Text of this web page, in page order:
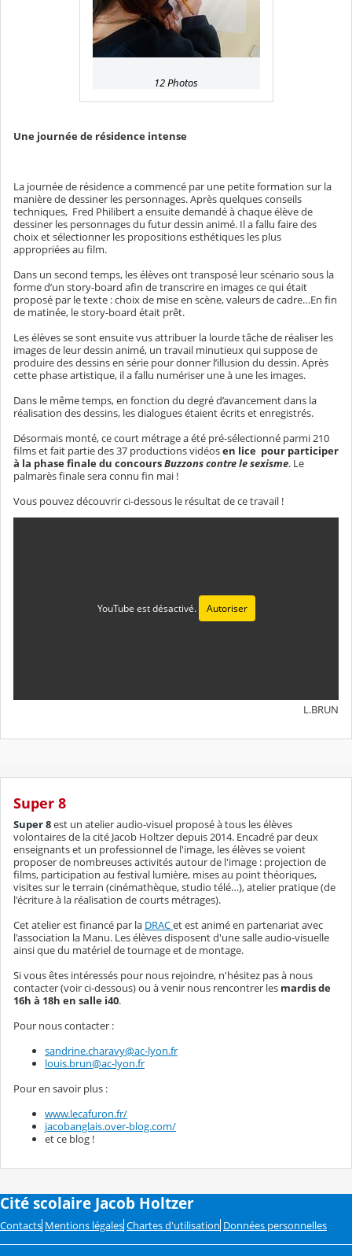
12 Photos
Une journée de résidence intense
La journée de résidence a commencé par une petite formation sur la
manière de dessiner les personnages. Après quelques conseils
techniques, Fred Philibert a ensuite demandé à chaque élève de
dessiner les personnages du futur dessin animé. Il a fallu faire des
choix et sélectionner les propositions esthétiques les plus
appropriées au film.
Dans un second temps, les élèves ont transposé leur scénario sous la
forme d’un story-board afin de transcrire en images ce qui était
proposé par le texte : choix de mise en scène, valeurs de cadre…En fin
de matinée, le story-board était prêt.
Les élèves se sont ensuite vus attribuer la lourde tâche de réaliser les
images de leur dessin animé, un travail minutieux qui suppose de
produire des dessins en série pour donner l’illusion du dessin. Après
cette phase artistique, il a fallu numériser une à une les images.
Dans le même temps, en fonction du degré d’avancement dans la
réalisation des dessins, les dialogues étaient écrits et enregistrés.
Désormais monté, ce court métrage a été pré-sélectionné parmi 210
films et fait partie des 37 productions vidéosen lice pour participer
à la phase finale du concoursBuzzons contre le sexisme. Le
palmarès finale sera connu fin mai !
Vous pouvez découvrir ci-dessous le résultat de ce travail !
YouTube est désactivé. Autoriser
L.BRUN
Super 8
Super 8est un atelier audio-visuel proposé à tous les élèves
volontaires de la cité Jacob Holtzer depuis 2014. Encadré par deux
enseignants et un professionnel de l'image, les élèves se voient
proposer de nombreuses activités autour de l'image : projection de
films, participation au festival lumière, mises au point théoriques,
visites sur le terrain (cinémathèque, studio télé…), atelier pratique (de
l'écriture à la réalisation de courts métrages).
Cet atelier est financé par la DRACet est animé en partenariat avec
l'association la Manu. Les élèves disposent d'une salle audio-visuelle
ainsi que du matériel de tournage et de montage.
Si vous êtes intéressés pour nous rejoindre, n'hésitez pas à nous
contacter (voir ci-dessous) ou à venir nous rencontrer les mardis de
16h à 18h en salle i40.
Pour nous contacter :
sandrine.charavy@ac-lyon.fr
louis.brun@ac-lyon.fr
Pour en savoir plus :
www.lecafuron.fr/
jacobanglais.over-blog.com/
et ce blog !
Cité scolaire Jacob Holtzer
Contacts Mentions légales Chartes d'utilisation Données personnelles